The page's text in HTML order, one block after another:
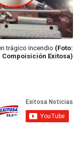
trágico incendio (Foto:
Compoisición Exitosa)